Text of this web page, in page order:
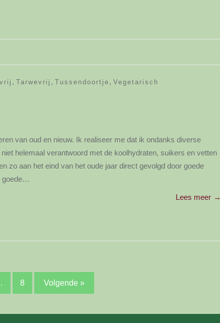
, Tarwevrij , Tussendoortje , Vegetarisch
van oud en nieuw. Ik realiseer me dat ik ondanks diverse
helemaal verantwoord met de koolhydraten, suikers en vetten
zo aan het eind van het oude jaar direct gevolgd door goede
goede…
Lees meer →
8 Volgende »